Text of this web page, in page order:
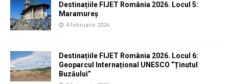
Destinațiile FIJET România 2026. Locul 5:
Maramureș
4 februarie 2026
Destinațiile FIJET România 2026. Locul 6:
Geoparcul Internațional UNESCO “Ținutul
Buzăului”